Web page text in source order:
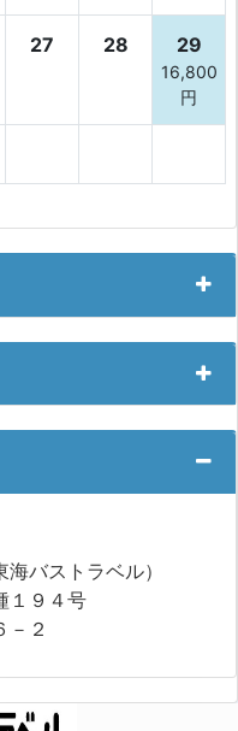
27 28 29
16,800
円
バストラベル）
１９４号
－２